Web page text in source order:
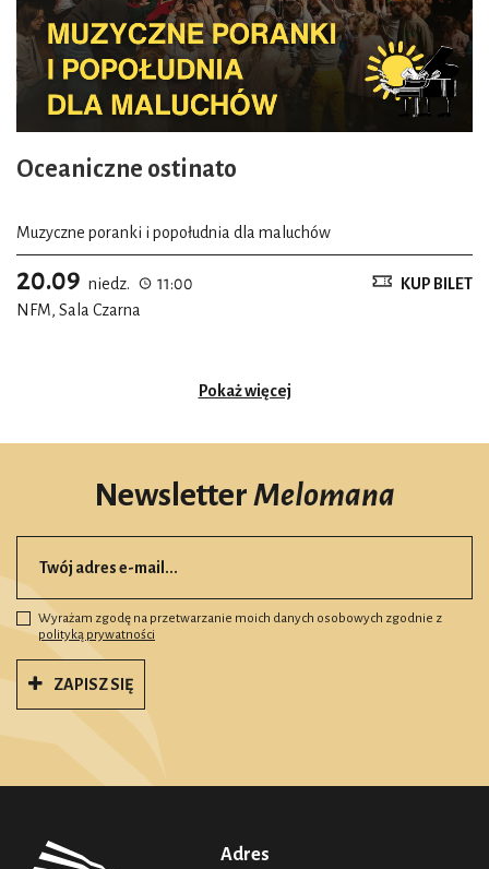
Oceaniczne ostinato
Muzyczne poranki i popołudnia dla maluchów
20.09 niedz.
11:00
NFM, Sala Czarna
KUP BILET
Pokaż więcej
NewsletterMelomana
Wyrażam zgodę na przetwarzanie moich danych osobowych zgodnie z
polityką prywatności
ZAPISZ SIĘ
Adres